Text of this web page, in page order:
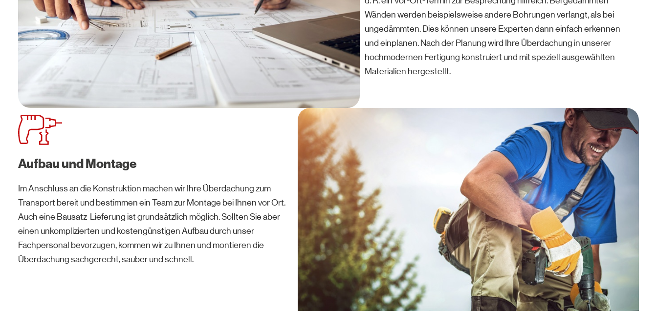
Wänden werden beispielsweise andere Bohrungen verlangt, als bei
ungedämmten. Dies können unsere Experten dann einfach erkennen
und einplanen. Nach der Planung wird Ihre Überdachung in unserer
hochmodernen Fertigung konstruiert und mit speziell ausgewählten
Materialien hergestellt.
Aufbau und Montage
Im Anschluss an die Konstruktion machen wir Ihre Überdachung zum
Transport bereit und bestimmen ein Team zur Montage bei Ihnen vor Ort.
Auch eine Bausatz-Lieferung ist grundsätzlich möglich. Sollten Sie aber
einen unkomplizierten und kostengünstigen Aufbau durch unser
Fachpersonal bevorzugen, kommen wir zu Ihnen und montieren die
Überdachung sachgerecht, sauber und schnell.